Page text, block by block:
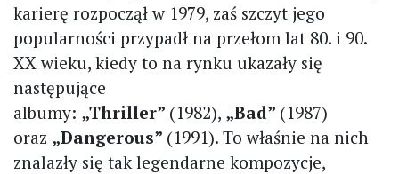
karierę rozpoczął w 1979, zaś szczyt jego
popularności przypadł na przełom lat 80. i 90.
XX wieku, kiedy to na rynku ukazały się
następujące
albumy: „Thriller” (1982), „Bad” (1987)
oraz „Dangerous” (1991). To właśnie na nich
znalazły się tak legendarne kompozycje,